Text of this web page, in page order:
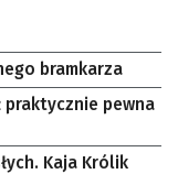
bramkarza
praktycznie pewna
Kaja Królik